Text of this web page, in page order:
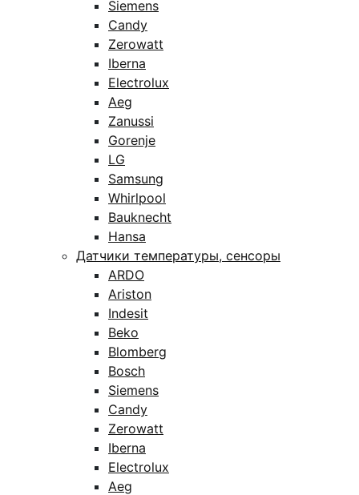
Siemens
Candy
Zerowatt
Iberna
Electrolux
Aeg
Zanussi
Gorenje
LG
Samsung
Whirlpool
Bauknecht
Hansa
Датчики температуры, сенсоры
ARDO
Ariston
Indesit
Beko
Blomberg
Bosch
Siemens
Candy
Zerowatt
Iberna
Electrolux
Aeg